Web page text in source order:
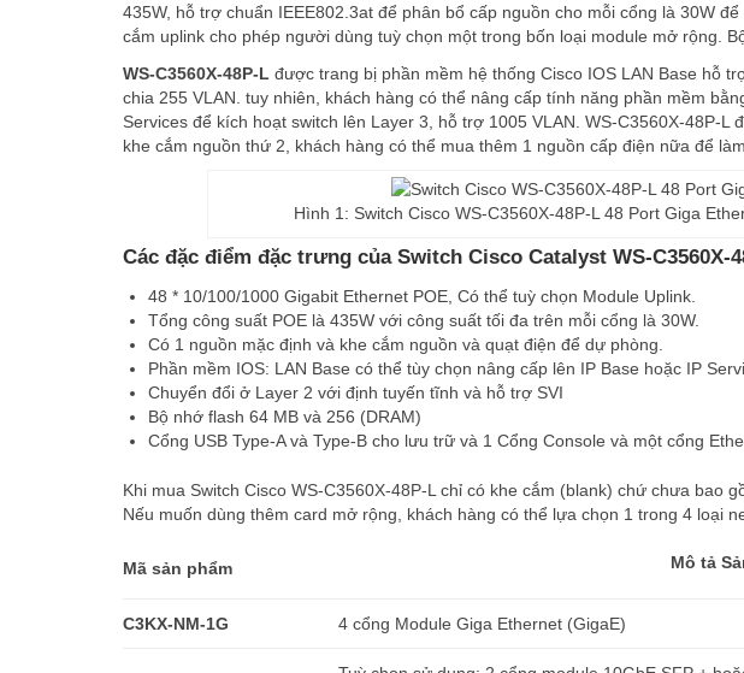
435W, hỗ trợ chuẩn IEEE802.3at để phân bổ cấp nguồn cho mỗi cổng là 30W
cắm uplink cho phép người dùng tuỳ chọn một trong bốn loại module mở rộng.
WS-C3560X-48P-L được trang bị phần mềm hệ thống Cisco IOS LAN Base hỗ
chia 255 VLAN. tuy nhiên, khách hàng có thể nâng cấp tính năng phần mềm
Services để kích hoạt switch lên Layer 3, hỗ trợ 1005 VLAN. WS-C3560X-48P-L
khe cắm nguồn thứ 2, khách hàng có thể mua thêm 1 nguồn cấp điện nữa để
Hình 1: Switch Cisco WS-C3560X-48P-L 48 Port Giga
Các đặc điểm đặc trưng của Switch Cisco Catalyst WS-C3560X-
48 * 10/100/1000 Gigabit Ethernet POE, Có thể tuỳ chọn Module Uplink.
Tổng công suất POE là 435W với công suất tối đa trên mỗi cổng là 30W.
Có 1 nguồn mặc định và khe cắm nguồn và quạt điện để dự phòng.
Phần mềm IOS: LAN Base có thể tùy chọn nâng cấp lên IP Base hoặc IP
Chuyển đổi ở Layer 2 với định tuyến tĩnh và hỗ trợ SVI
Bộ nhớ flash 64 MB và 256 (DRAM)
Cổng USB Type-A và Type-B cho lưu trữ và 1 Cổng Console và một cổng
Khi mua Switch Cisco WS-C3560X-48P-L chỉ có khe cắm (blank) chứ chưa bao
Nếu muốn dùng thêm card mở rộng, khách hàng có thể lựa chọn 1 trong 4 loại
Mã sản phẩm Mô tả
C3KX-NM-1G 4 cổng Module Giga Ethernet (GigaE)